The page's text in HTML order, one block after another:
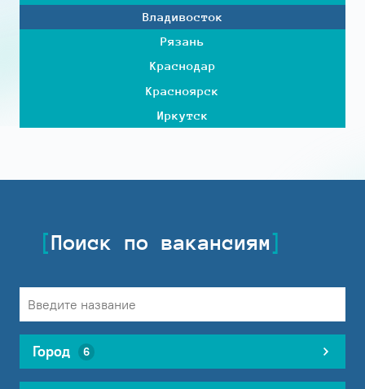
Владивосток
Рязань
Краснодар
Красноярск
Иркутск
Поиск по вакансиям
Город 6